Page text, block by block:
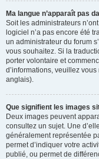
Ma langue n’apparaît pas
Soit les administrateurs
logiciel n’a pas encore été
un administrateur du forum
vous souhaitez. Si la
porter volontaire et
d’informations, veuillez vous
anglais).
Que signifient les images
Deux images peuvent
consultez un sujet. Une
généralement représentée
permet d’indiquer votre
publié, ou permet de